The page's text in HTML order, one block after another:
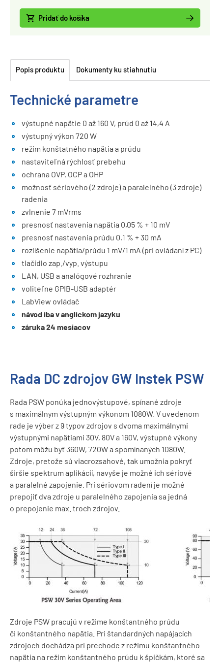
Pridať do košíka
Popis produktu Dokumenty ku stiahnutiu
Technické parametre
výstupné napätie 0 až 160 V, prúd 0 až 14,4 A
výstupný výkon 720 W
režim konštatného napätia a prúdu
nastaviteľná rýchlosť prebehu
ochrana OVP, OCP a OHP
možnosť sériového (2 zdroje) a paralelného (3 zdroje)
radenia
zvlnenie 7 mVrms
presnosť nastavenia napätia 0,05 % + 10 mV
presnosť nastavenia prúdu 0,1 % + 30 mA
rozlíšenie napätia/prúdu 1 mV/1 mA (pri ovládaní z PC)
tlačidlo zap./vyp. výstupu
LAN, USB a analógové rozhranie
voliteľne GPIB-USB adaptér
LabView ovládač
návod iba v anglickom jazyku
záruka 24 mesiacov
Rada DC zdrojov GW Instek PSW
Rada PSW ponúka jednovýstupové, spínané zdroje
s maximálnym výstupným výkonom 1080W. V uvedenom
rade je výber z 9 typov zdrojov s dvoma maximálnymi
výstupnými napätiami 30V, 80V a 160V, výstupné výkony
potom môžu byť 360W, 720W a spomínaných 1080W.
Zdroje, pretože sú viacrozsahové, tak umožnia pokryť
širšie spektrum aplikácií, navyše je možné ich sériové
a paralelné zapojenie. Pri sériovom radení je možné
prepojiť dva zdroje u paralelného zapojenia sa jedná
o prepojenie max. troch zdrojov.
Zdroje PSW pracujú v režime konštantného prúdu
či konštantného napätia. Pri štandardných napájacích
zdrojoch dochádza pri prechode z režimu konštantného
napätia na režim konštantného prúdu k špičkám, ktoré sa